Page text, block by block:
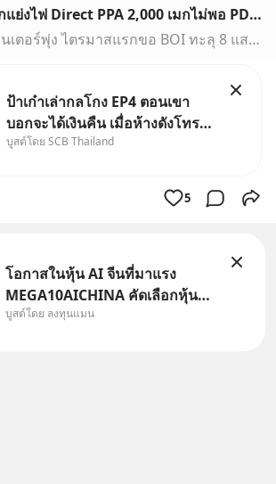
‘ดาต้าเซ็นเตอร์’ ศึกแย่งไฟ Direct PPA 2,000 เมกไม่พอ PDP ล่าช้า 4 รัฐบาลไม่จบ
ยอดลงทุนดาต้าเซ็นเตอร์พุ่ง ไตรมาสแรกขอ BOI ทะลุ 8 แสนล้านบาท “พลังงาน” เผย PDP ล่าช้า 4 รัฐบาลไม่ได้ข้อสรุป กระทบแผนเพิ่มไฟฟ้าสีเขียว เผย PDP ล่าช้า 4 รัฐบาลไม่ได้ข้อสรุป กระทบแผนเพิ่มไฟฟ้า ประเมินดาต้าเซ็นเตอร์ต้องการไฟกรณีต่ำสุด 6,799 เมกะวัตต์ กรณีสูงสุด 1.9 หมื่นเมกะวัตต์ แนะศึกษาผลกระทบต่างประเ…
ป้าเก๋าเล่ากลโกง EP4 ตอนเขา
บอกจะได้เงินคืน เมื่อห้างดังโทร
หาคุณวิยะดา แจ้งเรื่องเคลมสินค้า
จะได้เงินจริง หรือเป็นเรื่องจ้อจี้ หา
คำตอบได้ที่ “ป้าเก๋าเล่ากลโกง”
บูสต์โดย SCB Thailand
5
โอกาสในหุ้น AI จีนที่มาแรง
MEGA10AICHINA คัดเลือกหุ้น
ใหม่ 9 ตัว เข้ากองทุน.. ครอบคลุม
บูสต์โดย ลงทุนแมน